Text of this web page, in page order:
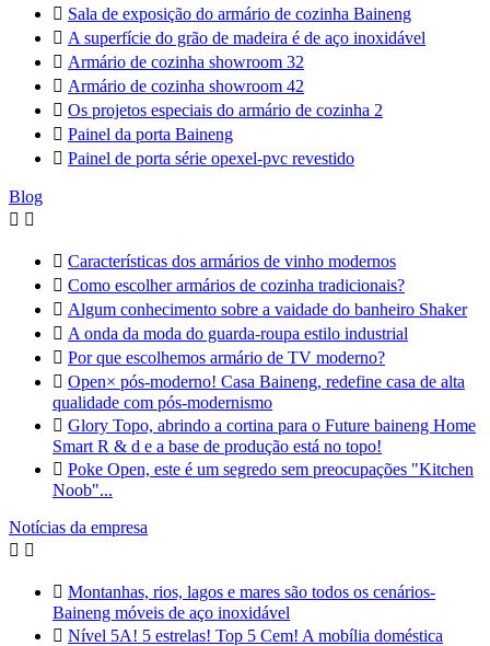
 Sala de exposição do armário de cozinha Baineng
 A superfície do grão de madeira é de aço inoxidável
 Armário de cozinha showroom 32
 Armário de cozinha showroom 42
 Os projetos especiais do armário de cozinha 2
 Painel da porta Baineng
 Painel de porta série opexel-pvc revestido
Blog
 
 Características dos armários de vinho modernos
 Como escolher armários de cozinha tradicionais?
 Algum conhecimento sobre a vaidade do banheiro Shaker
 A onda da moda do guarda-roupa estilo industrial
 Por que escolhemos armário de TV moderno?
 Open× pós-moderno! Casa Baineng, redefine casa de alta
qualidade com pós-modernismo
 Glory Topo, abrindo a cortina para o Future baineng Home
Smart R & d e a base de produção está no topo!
 Poke Open, este é um segredo sem preocupações "Kitchen
Noob"...
Notícias da empresa
 
 Montanhas, rios, lagos e mares são todos os cenários-
Baineng móveis de aço inoxidável
 Nível 5A! 5 estrelas! Top 5 Cem! A mobília doméstica